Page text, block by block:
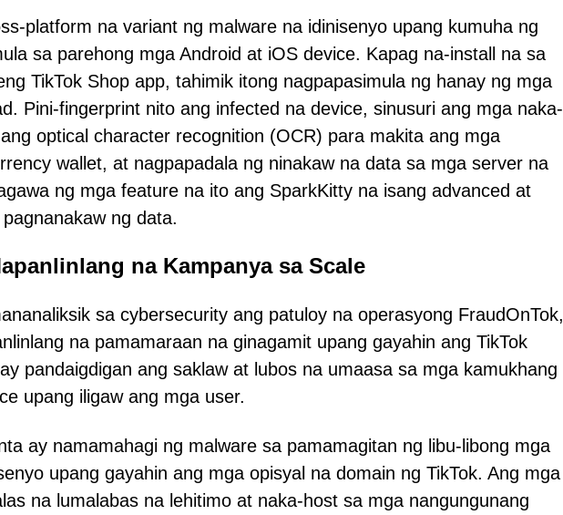
platform na variant ng malware na idinisenyo upang kumuha ng
sa parehong mga Android at iOS device. Kapag na-install na sa
TikTok Shop app, tahimik itong nagpapasimula ng hanay ng mga
Pini-fingerprint nito ang infected na device, sinusuri ang mga naka-
optical character recognition (OCR) para makita ang mga
wallet, at nagpapadala ng ninakaw na data sa mga server na
ng mga feature na ito ang SparkKitty na isang advanced at
ng data.
na Kampanya sa Scale
sa cybersecurity ang patuloy na operasyong FraudOnTok,
na pamamaraan na ginagamit upang gayahin ang TikTok
pandaigdigan ang saklaw at lubos na umaasa sa mga kamukhang
upang iligaw ang mga user.
ay namamahagi ng malware sa pamamagitan ng libu-libong mga
upang gayahin ang mga opisyal na domain ng TikTok. Ang mga
na lumalabas na lehitimo at naka-host sa mga nangungunang